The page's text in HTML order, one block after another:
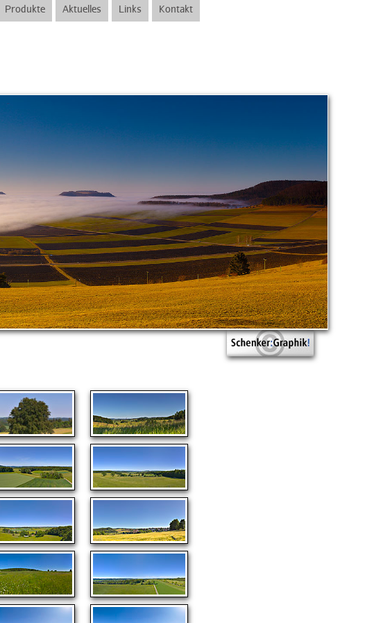
Produkte Aktuelles Links Kontakt